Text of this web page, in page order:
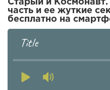
Старый и Космонавт.
часть и ее жуткие
бесплатно на
Title